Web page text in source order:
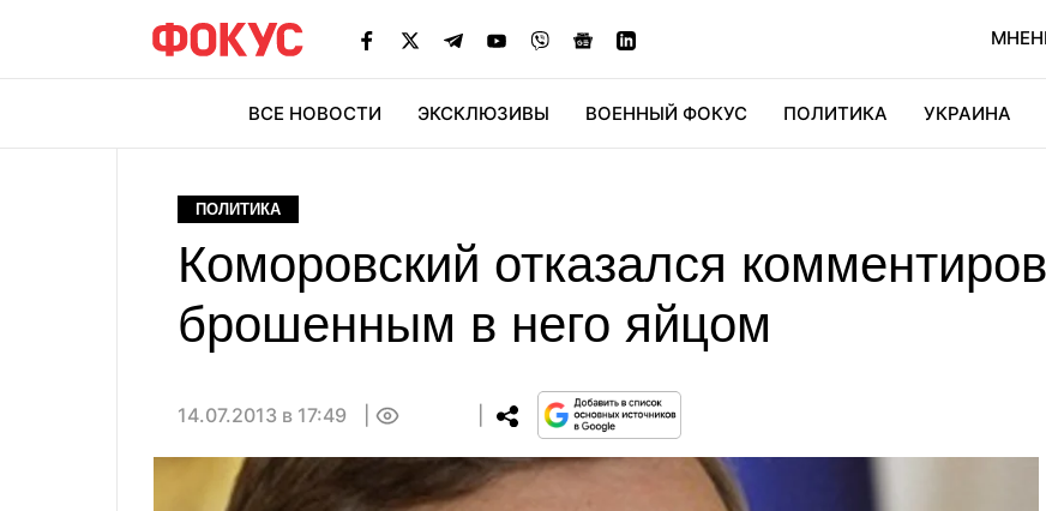
ВСЕ НОВОСТИ ЭКСКЛЮЗИВЫ ВОЕННЫЙ ФОКУС ПОЛИТИКА УКРАИНА
ПОЛИТИКА
Коморовский отказался
брошенным в него яйцом
14.07.2013 в 17:49